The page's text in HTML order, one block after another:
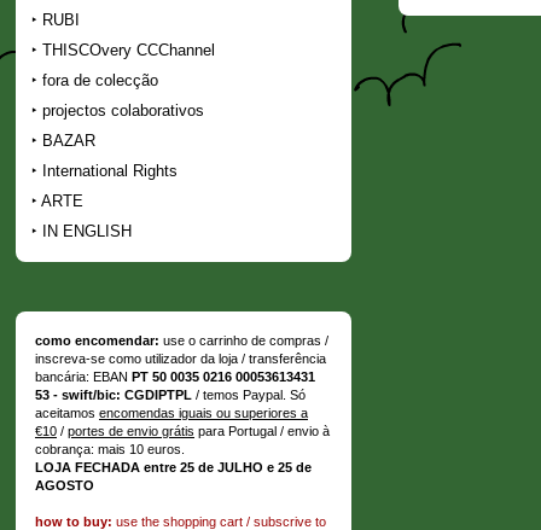
RUBI
THISCOvery CCChannel
fora de colecção
projectos colaborativos
BAZAR
International Rights
ARTE
IN ENGLISH
como encomendar: use o carrinho de compras /
inscreva-se como utilizador da loja / transferência
bancária: EBAN PT 50 0035 0216 00053613431
53 - swift/bic: CGDIPTPL / temos Paypal. Só
aceitamos encomendas iguais ou superiores a
€10 / portes de envio grátis para Portugal / envio à
cobrança: mais 10 euros.
LOJA FECHADA entre 25 de JULHO e 25 de
AGOSTO
how to buy: use the shopping cart / subscrive to